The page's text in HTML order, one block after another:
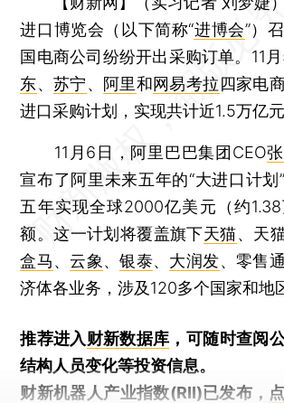
进口博览会（以下简称“进博会”）
国电商公司纷纷开出采购订单。11
东、苏宁、 阿里和网易考拉四家电
进口采购计划，实现共计近1.5万亿元
11月6日，阿里巴巴集团CEO
宣布了阿里未来五年的“大进口计
五年实现全球2000亿美元（约
额。这一计划将覆盖旗下天猫、天
盒马、 云象 、银泰、 大润发、零售
济体各业务，涉及120多个国家和地
推荐进入财新数据库 ，可随时查阅
结构人员变化等投资信息。
财新机器人产业指数(RII)已发布，